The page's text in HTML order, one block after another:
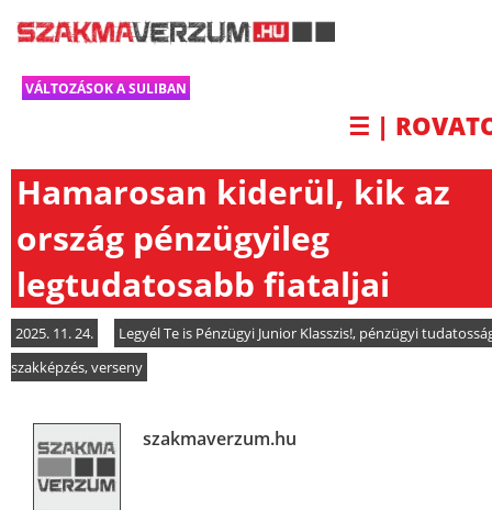
VÁLTOZÁSOK A SULIBAN
☰ |
Hamarosan kiderül, kik az
ország pénzügyileg
legtudatosabb fiataljai
2025. 11. 24. Legyél Te is Pénzügyi Junior Klasszis!, pénzügyi
szakképzés,verseny
szakmaverzum.hu